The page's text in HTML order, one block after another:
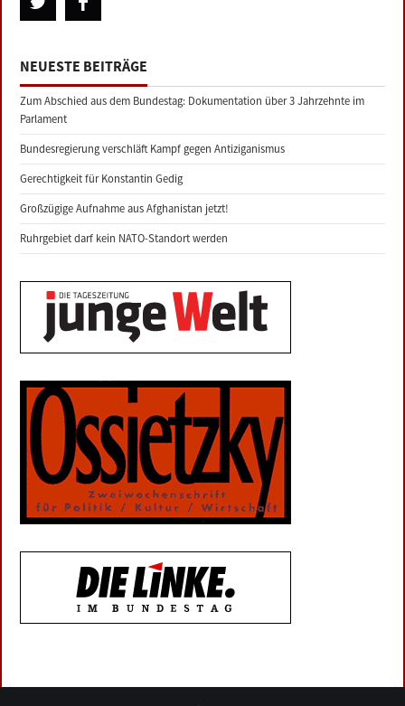
NEUESTE BEITRÄGE
Zum Abschied aus dem Bundestag: Dokumentation über 3 Jahrzehnte im
Parlament
Bundesregierung verschläft Kampf gegen Antiziganismus
Gerechtigkeit für Konstantin Gedig
Großzügige Aufnahme aus Afghanistan jetzt!
Ruhrgebiet darf kein NATO-Standort werden